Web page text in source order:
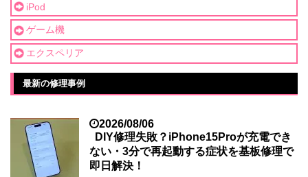
iPod
ゲーム機
エクスペリア
最新の修理事例
2026/08/06
DIY修理失敗？iPhone15Proが充電でき
ない・3分で再起動する症状を基板修理で
即日解決！